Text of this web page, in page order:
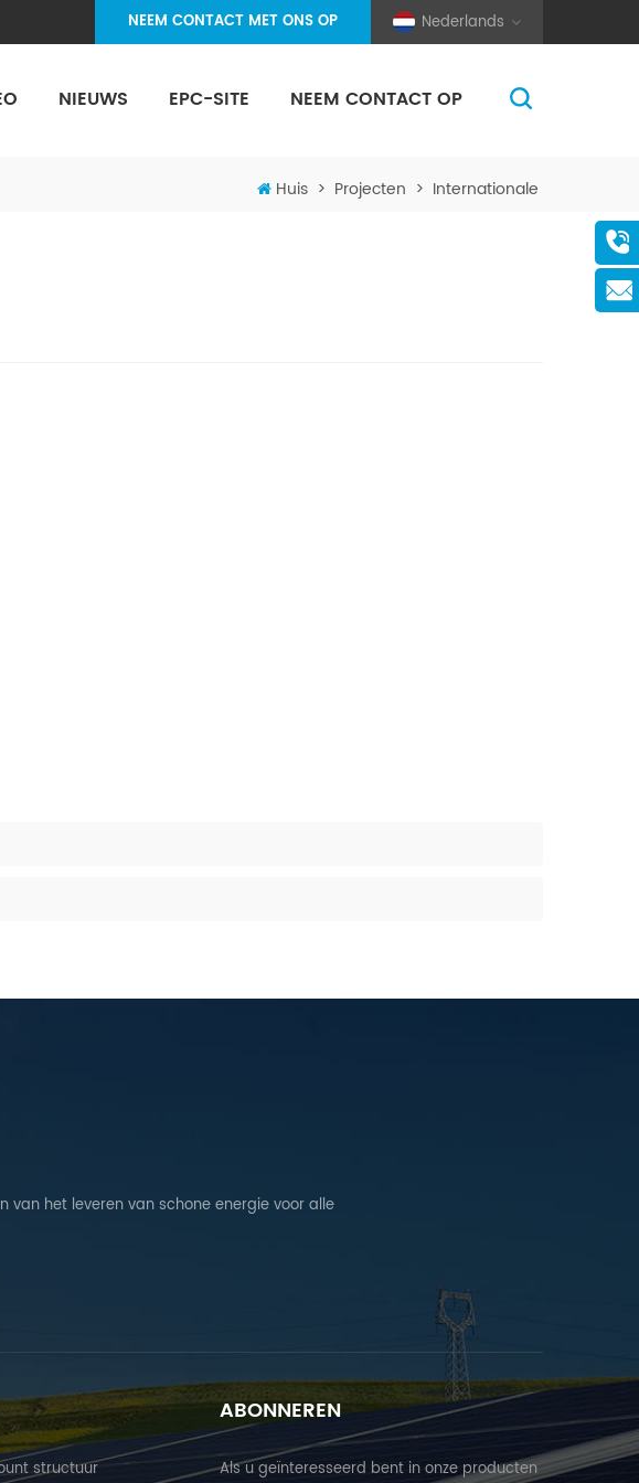
Nederlands
NEEM CONTACT MET ONS OP
NIEUWS EPC-SITE NEEM CONTACT OP
Huis > Projecten > Internationale
het leveren van schone energie voor alle
structuur
ABONNEREN
Als u geïnteresseerd bent in onze producten